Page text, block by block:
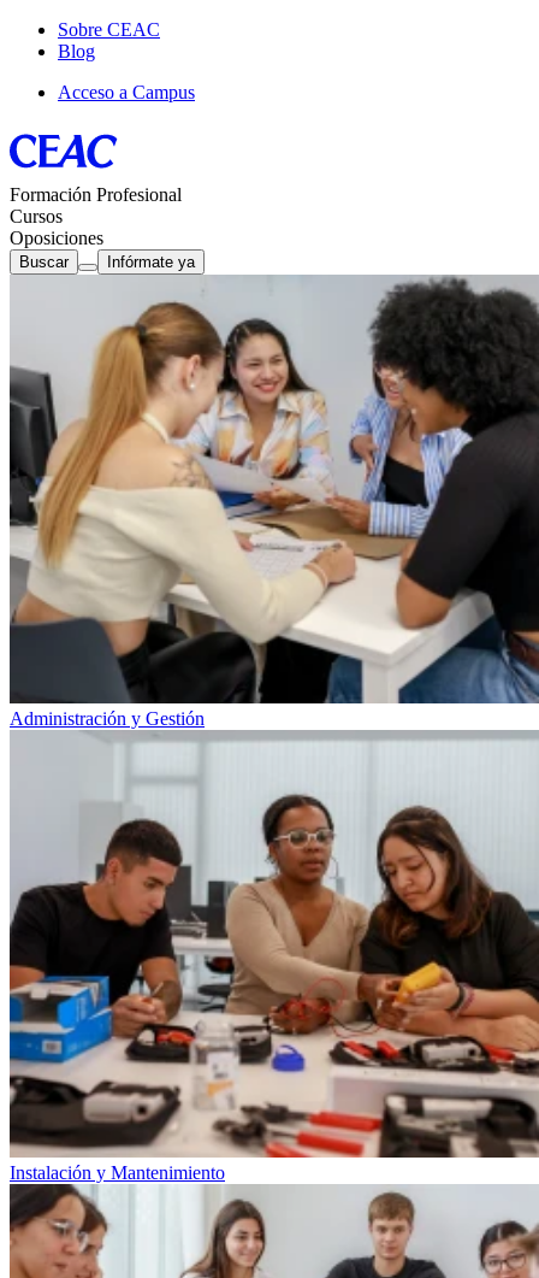
Sobre CEAC
Blog
Acceso a Campus
Formación Profesional
Cursos
Oposiciones
Buscar Infórmate ya
Administración y Gestión
Instalación y Mantenimiento